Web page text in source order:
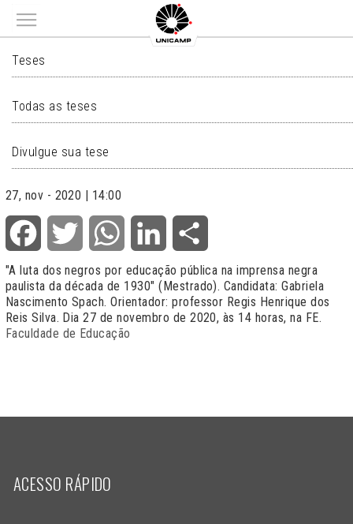
Main menu
TESES
Teses
Todas as teses
Divulgue sua tese
27, nov - 2020 | 14:00
Facebook Twitter WhatsApp LinkedIn
"A luta dos negros por educação pública na imprensa negra
paulista da década de 1930" (Mestrado). Candidata: Gabriela
Nascimento Spach. Orientador: professor Regis Henrique dos
Reis Silva. Dia 27 de novembro de 2020, às 14 horas, na FE.
Faculdade de Educação
ACESSO RÁPIDO